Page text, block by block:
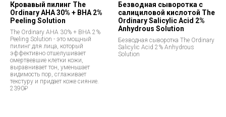
Кровавый пилинг The
Ordinary AHA 30% + BHA 2%
Peeling Solution
The Ordinary AHA 30% + BHA 2%
Peeling Solution - это мощный
пилинг для лица, который
эффективно отшелушивает
омертвевшие клетки кожи,
выравнивает тон, уменьшает
видимость пор, сглаживает
текстуру и придает коже сияние.
2390₽
Безводная сыворотка с
салициловой кислотой The
Ordinary Salicylic Acid 2%
Anhydrous Solution
Безводная сыворотка The Ordinary
Salicylic Acid 2% Anhydrous
Solution